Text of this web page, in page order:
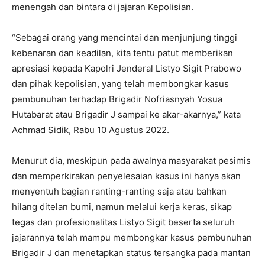
menengah dan bintara di jajaran Kepolisian.
“Sebagai orang yang mencintai dan menjunjung tinggi
kebenaran dan keadilan, kita tentu patut memberikan
apresiasi kepada Kapolri Jenderal Listyo Sigit Prabowo
dan pihak kepolisian, yang telah membongkar kasus
pembunuhan terhadap Brigadir Nofriasnyah Yosua
Hutabarat atau Brigadir J sampai ke akar-akarnya,” kata
Achmad Sidik, Rabu 10 Agustus 2022.
Menurut dia, meskipun pada awalnya masyarakat pesimis
dan memperkirakan penyelesaian kasus ini hanya akan
menyentuh bagian ranting-ranting saja atau bahkan
hilang ditelan bumi, namun melalui kerja keras, sikap
tegas dan profesionalitas Listyo Sigit beserta seluruh
jajarannya telah mampu membongkar kasus pembunuhan
Brigadir J dan menetapkan status tersangka pada mantan